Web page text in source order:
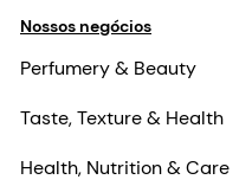
Nossos negócios
Perfumery & Beauty
Taste, Texture & Health
Health, Nutrition & Care